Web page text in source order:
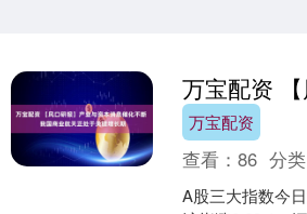
万宝配资
查看：86 分
A股三大指数今